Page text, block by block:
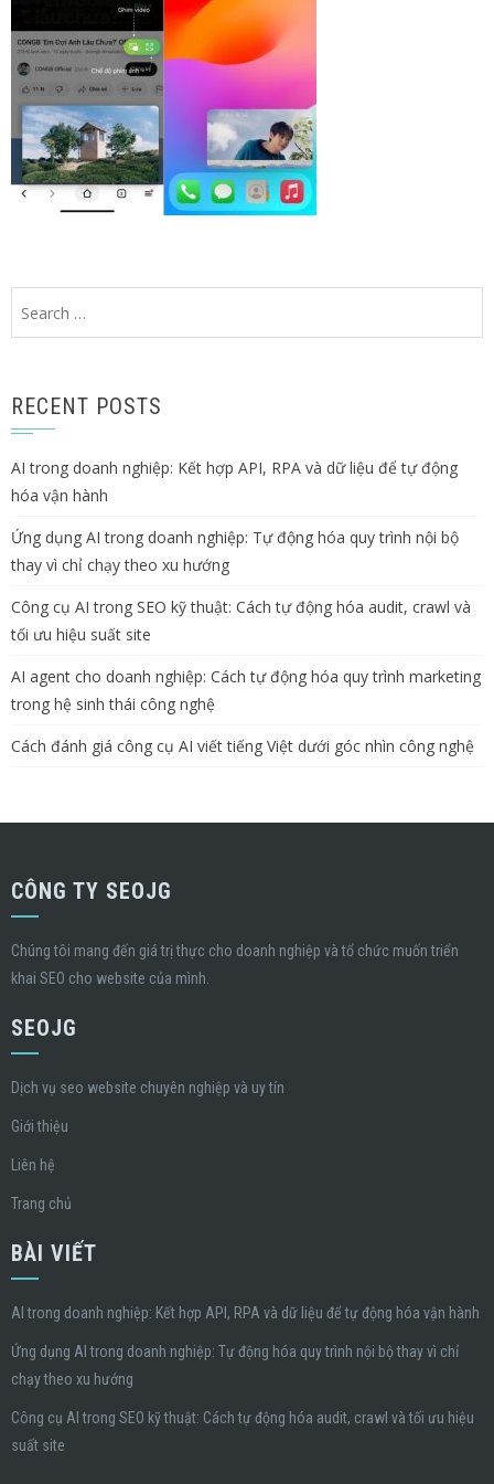
RECENT POSTS
AI trong doanh nghiệp: Kết hợp API, RPA và dữ liệu để tự động
hóa vận hành
Ứng dụng AI trong doanh nghiệp: Tự động hóa quy trình nội bộ
thay vì chỉ chạy theo xu hướng
Công cụ AI trong SEO kỹ thuật: Cách tự động hóa audit, crawl và
tối ưu hiệu suất site
AI agent cho doanh nghiệp: Cách tự động hóa quy trình marketing
trong hệ sinh thái công nghệ
Cách đánh giá công cụ AI viết tiếng Việt dưới góc nhìn công nghệ
CÔNG TY SEOJG
Chúng tôi mang đến giá trị thực cho doanh nghiệp và tổ chức muốn triển
khai SEO cho website của mình.
SEOJG
Dịch vụ seo website chuyên nghiệp và uy tín
Giới thiệu
Liên hệ
Trang chủ
BÀI VIẾT
AI trong doanh nghiệp: Kết hợp API, RPA và dữ liệu để tự động hóa vận hành
Ứng dụng AI trong doanh nghiệp: Tự động hóa quy trình nội bộ thay vì chỉ
chạy theo xu hướng
Công cụ AI trong SEO kỹ thuật: Cách tự động hóa audit, crawl và tối ưu hiệu
suất site